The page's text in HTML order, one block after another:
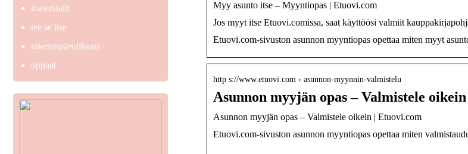
Myy asunto itse – Myyntiopas | Etuovi.com
Jos myyt itse Etuovi.comissa, saat käyttöösi valmiit
Etuovi.com-sivuston asunnon myyntiopas opettaa miten myyt
http s://www.etuovi.com › asunnon-myynnin-valmistelu
Asunnon myyjän opas – Valmistele
Asunnon myyjän opas – Valmistele oikein | Etuovi.com
Etuovi.com-sivuston asunnon myyntiopas opettaa miten
materiaalit
tee se itse
rakennusteollisuus
oppaat